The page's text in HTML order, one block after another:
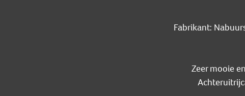
Fabrikant:
Zeer mooie